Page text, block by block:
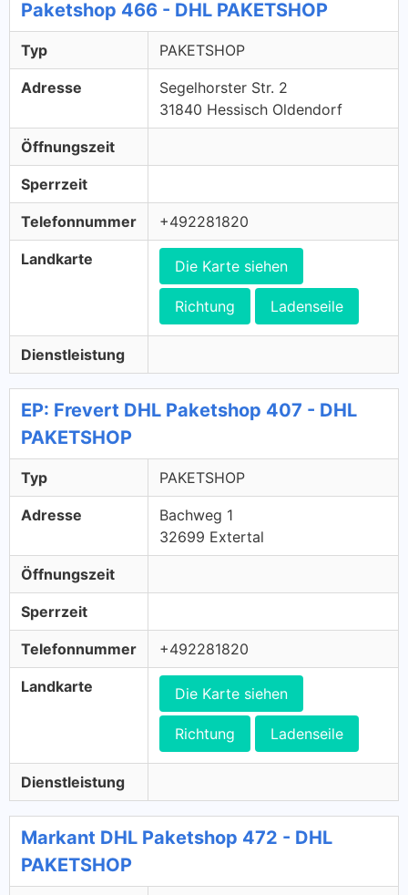
Paketshop 466 - DHL PAKETSHOP
Typ PAKETSHOP
Adresse
Segelhorster Str. 2
31840 Hessisch Oldendorf
Öffnungszeit
Sperrzeit
Telefonnummer +492281820
Landkarte Die Karte siehen
Richtung Ladenseile
Dienstleistung
EP: Frevert DHL Paketshop 407 - DHL
PAKETSHOP
Typ PAKETSHOP
Adresse
Bachweg 1
32699 Extertal
Öffnungszeit
Sperrzeit
Telefonnummer +492281820
Landkarte Die Karte siehen
Richtung Ladenseile
Dienstleistung
Markant DHL Paketshop 472 - DHL
PAKETSHOP